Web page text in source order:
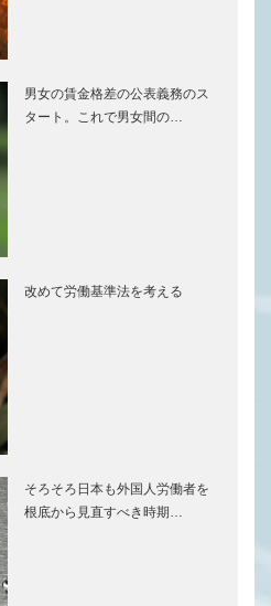
男女の賃金格差の公表義務のス
タート。これで男女間の…
改めて労働基準法を考える
そろそろ日本も外国人労働者を
根底から見直すべき時期…